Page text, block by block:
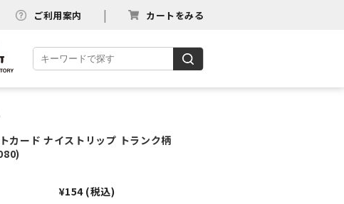
ご利用案内 カートをみる
カード ナイストリップ トランク柄
¥154 (税込)